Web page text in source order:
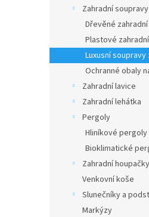
Zahradní
Dřevěné
Plastové
Luxusní
Ochranné obaly
Zahradní lavice
Zahradní lehátka
Pergoly
Hliníkové
Bioklimatické
Zahradní houpačky
Venkovní koše
Slunečníky a
Markýzy